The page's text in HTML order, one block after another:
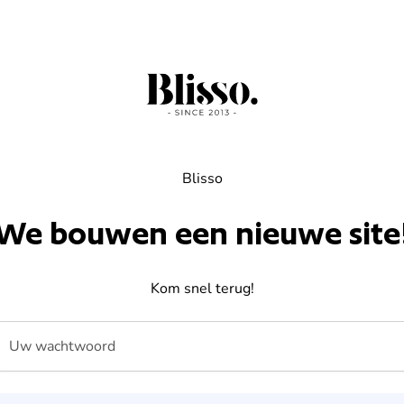
Blisso
bouwen een nieuwe
Kom snel terug!
wachtwoord